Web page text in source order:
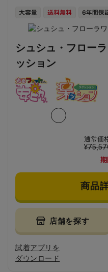
シュシュ・フロー
ッション
通常価
商品
店舗を探す
試着アプリを
ダウンロード